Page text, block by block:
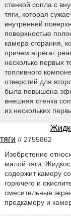
стенкой сопла с
тяги, которая
внутренней
поверхностью
камера сгорания,
причем агрегат
несколько первых
топливного
отверстий для
была повышена
внешняя стенка
из нескольких
тяги // 2755862
Изобретение
малой тяги.
содержит камеру
горючего и
смесительные
предкамеру и